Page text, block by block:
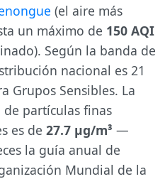
(el aire más
un máximo de 150 AQI
Según la banda de
nacional es 21
Grupos Sensibles. La
partículas finas
es de 27.7 µg/m³ —
la guía anual de
Mundial de la